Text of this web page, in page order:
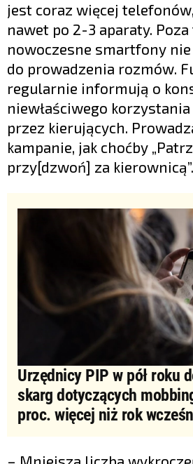
jest coraz więcej
nawet po 2-3 aparaty. Poza
nowoczesne smartfony
do prowadzenia rozmów.
regularnie informują o
niewłaściwego
przez kierujących.
kampanie, jak choćby „Patrz
przy[dzwoń] za kierownicą”.
Urzędnicy PIP w pół roku
skarg dotyczących
proc. więcej niż rok